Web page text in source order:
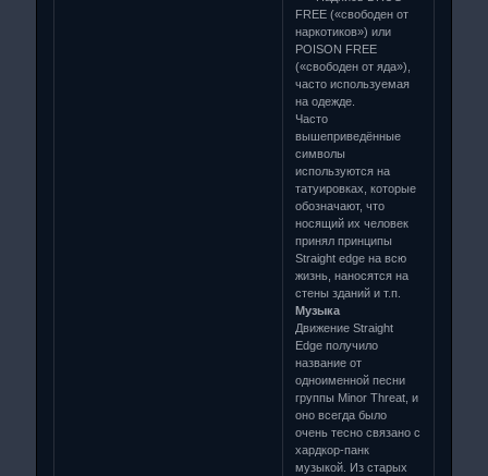
FREE («свободен от
наркотиков») или
POISON FREE
(«свободен от яда»),
часто используемая
на одежде.
Часто
вышеприведённые
символы
используются на
татуировках, которые
обозначают, что
носящий их человек
принял принципы
Straight edge на всю
жизнь, наносятся на
стены зданий и т.п.
Музыка
Движение Straight
Edge получило
название от
одноименной песни
группы Minor Threat, и
оно всегда было
очень тесно связано с
хардкор-панк
музыкой. Из старых